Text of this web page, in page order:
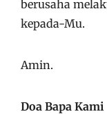
berusaha
kepada-Mu.
Amin.
Doa Bapa Kami